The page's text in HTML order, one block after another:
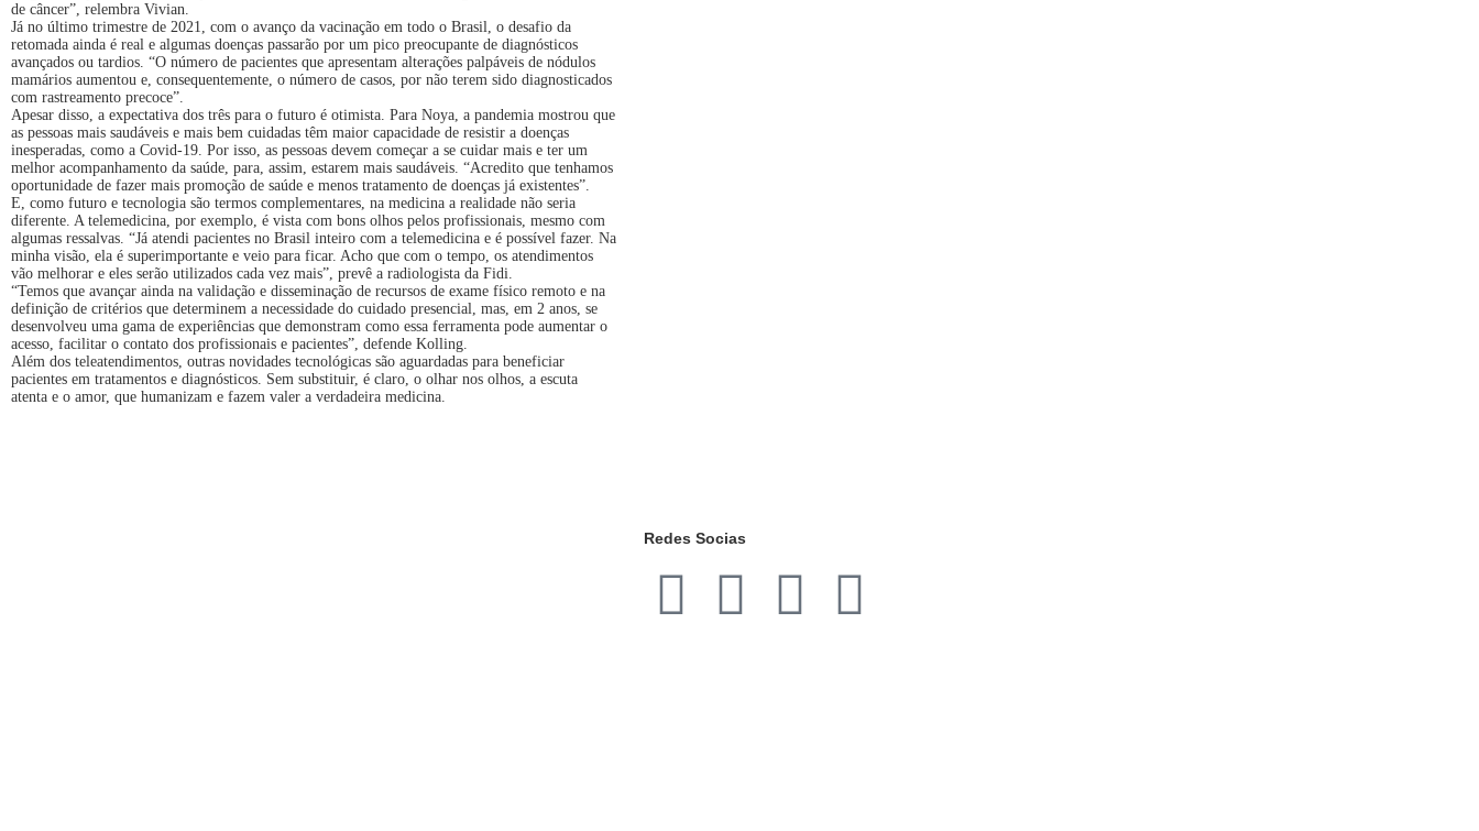
de câncer”, relembra Vivian.
Já no último trimestre de 2021, com o avanço da vacinação em todo o Brasil, o desafio da
retomada ainda é real e algumas doenças passarão por um pico preocupante de diagnósticos
avançados ou tardios. “O número de pacientes que apresentam alterações palpáveis de nódulos
mamários aumentou e, consequentemente, o número de casos, por não terem sido diagnosticados
com rastreamento precoce”.
Apesar disso, a expectativa dos três para o futuro é otimista. Para Noya, a pandemia mostrou que
as pessoas mais saudáveis e mais bem cuidadas têm maior capacidade de resistir a doenças
inesperadas, como a Covid-19. Por isso, as pessoas devem começar a se cuidar mais e ter um
melhor acompanhamento da saúde, para, assim, estarem mais saudáveis. “Acredito que tenhamos
oportunidade de fazer mais promoção de saúde e menos tratamento de doenças já existentes”.
E, como futuro e tecnologia são termos complementares, na medicina a realidade não seria
diferente. A telemedicina, por exemplo, é vista com bons olhos pelos profissionais, mesmo com
algumas ressalvas. “Já atendi pacientes no Brasil inteiro com a telemedicina e é possível fazer. Na
minha visão, ela é superimportante e veio para ficar. Acho que com o tempo, os atendimentos
vão melhorar e eles serão utilizados cada vez mais”, prevê a radiologista da Fidi.
“Temos que avançar ainda na validação e disseminação de recursos de exame físico remoto e na
definição de critérios que determinem a necessidade do cuidado presencial, mas, em 2 anos, se
desenvolveu uma gama de experiências que demonstram como essa ferramenta pode aumentar o
acesso, facilitar o contato dos profissionais e pacientes”, defende Kolling.
Além dos teleatendimentos, outras novidades tecnológicas são aguardadas para beneficiar
pacientes em tratamentos e diagnósticos. Sem substituir, é claro, o olhar nos olhos, a escuta
atenta e o amor, que humanizam e fazem valer a verdadeira medicina.
Redes Socias